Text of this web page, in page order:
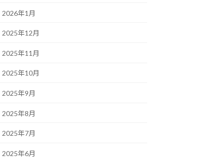
2026年1月
2025年12月
2025年11月
2025年10月
2025年9月
2025年8月
2025年7月
2025年6月